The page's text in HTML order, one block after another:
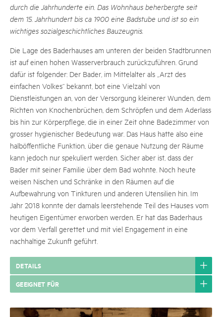
durch die Jahrhunderte ein. Das Wohnhaus beherbergte seit
dem 15. Jahrhundert bis ca 1900 eine Badstube und ist so ein
wichtiges sozialgeschichtliches Bauzeugnis.
Die Lage des Baderhauses am unteren der beiden Stadtbrunnen
ist auf einen hohen Wasserverbrauch zurückzuführen. Grund
dafür ist folgender: Der Bader, im Mittelalter als „Arzt des
einfachen Volkes“ bekannt, bot eine Vielzahl von
Dienstleistungen an, von der Versorgung kleinerer Wunden, dem
Richten von Knochenbrüchen, dem Schröpfen und dem Aderlass
bis hin zur Körperpflege, die in einer Zeit ohne Badezimmer von
grosser hygienischer Bedeutung war. Das Haus hatte also eine
halböffentliche Funktion, über die genaue Nutzung der Räume
kann jedoch nur spekuliert werden. Sicher aber ist, dass der
Bader mit seiner Familie über dem Bad wohnte. Noch heute
weisen Nischen und Schränke in den Räumen auf die
Aufbewahrung von Tinkturen und anderen Utensilien hin. Im
Jahr 2018 konnte der damals leerstehende Teil des Hauses vom
heutigen Eigentümer erworben werden. Er hat das Baderhaus
vor dem Verfall gerettet und mit viel Engagement in eine
nachhaltige Zukunft geführt.
DETAILS
GEEIGNET FÜR